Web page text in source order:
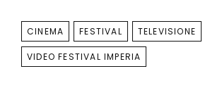
TAGS
CINEMA FESTIVAL TELEVISIONE
VIDEO FESTIVAL IMPERIA